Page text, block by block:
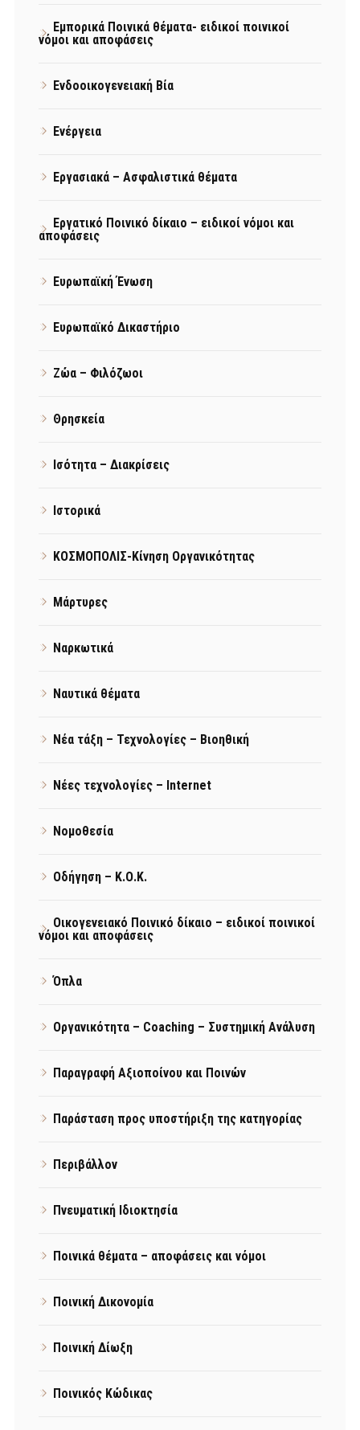
Εμπορικά Ποινικά θέματα- ειδικοί ποινικοί
νόμοι και αποφάσεις
Ενδοοικογενειακή Βία
Ενέργεια
Εργασιακά – Ασφαλιστικά θέματα
Εργατικό Ποινικό δίκαιο – ειδικοί νόμοι και
αποφάσεις
Ευρωπαϊκή Ένωση
Ευρωπαϊκό Δικαστήριο
Ζώα – Φιλόζωοι
Θρησκεία
Ισότητα – Διακρίσεις
Ιστορικά
ΚΟΣΜΟΠΟΛΙΣ-Κίνηση Οργανικότητας
Μάρτυρες
Ναρκωτικά
Ναυτικά θέματα
Νέα τάξη – Τεχνολογίες – Βιοηθική
Νέες τεχνολογίες – Internet
Νομοθεσία
Οδήγηση – Κ.Ο.Κ.
Οικογενειακό Ποινικό δίκαιο – ειδικοί ποινικοί
νόμοι και αποφάσεις
Όπλα
Οργανικότητα – Coaching – Συστημική Ανάλυση
Παραγραφή Αξιοποίνου και Ποινών
Παράσταση προς υποστήριξη της κατηγορίας
Περιβάλλον
Πνευματική Ιδιοκτησία
Ποινικά θέματα – αποφάσεις και νόμοι
Ποινική Δικονομία
Ποινική Δίωξη
Ποινικός Κώδικας